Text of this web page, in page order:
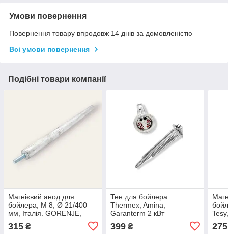
Умови повернення
Повернення товару впродовж 14 днів за домовленістю
Всі умови повернення
Подібні товари компанії
Магнієвий анод для
бойлера, М 8, Ø 21/400
мм, Італія. GORENJE,
ELECTROLUX, THERMAL,
FAGOR
315 ₴
Тен для бойлера
Thermex, Amina,
Garanterm 2 кВт
399₴ 275